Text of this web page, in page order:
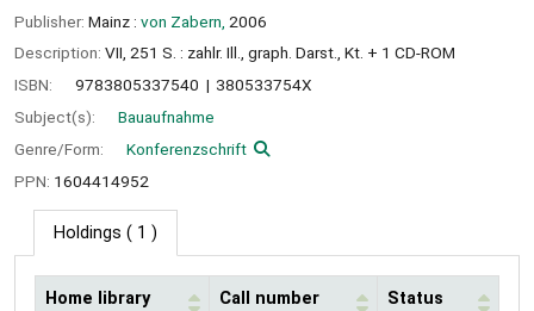
Publisher: Mainz : von Zabern, 2006
Description: VII, 251 S. : zahlr. Ill., graph. Darst., Kt. + 1 CD-ROM
ISBN:
9783805337540
380533754X
Subject(s):
Bauaufnahme
Genre/Form:
Konferenzschrift
PPN: 1604414952
Holdings ( 1 )
Home library Call number Status